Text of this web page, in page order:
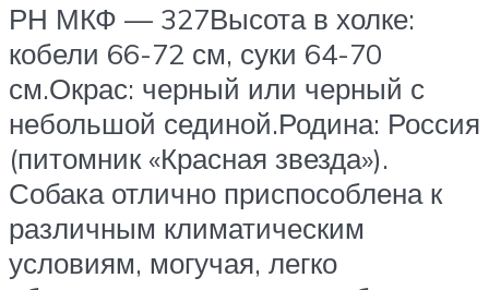
РН МКФ — 327Высота в холке:
кобели 66-72 см, суки 64-70
см.Окрас: черный или черный с
небольшой сединой.Родина: Россия
(питомник «Красная звезда»).
Собака отлично приспособлена к
различным климатическим
условиям, могучая, легко